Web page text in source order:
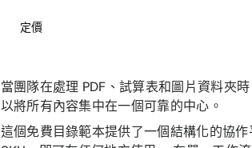
定價
聯絡
當團隊在處理 PDF、試算表和圖片資料夾
以將所有內容集中在一個可靠的中心。
這個免費目錄範本提供了一個結構化的協